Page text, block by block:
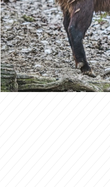
Muž v brněnské zoo
klackem útočil na
video otřásá